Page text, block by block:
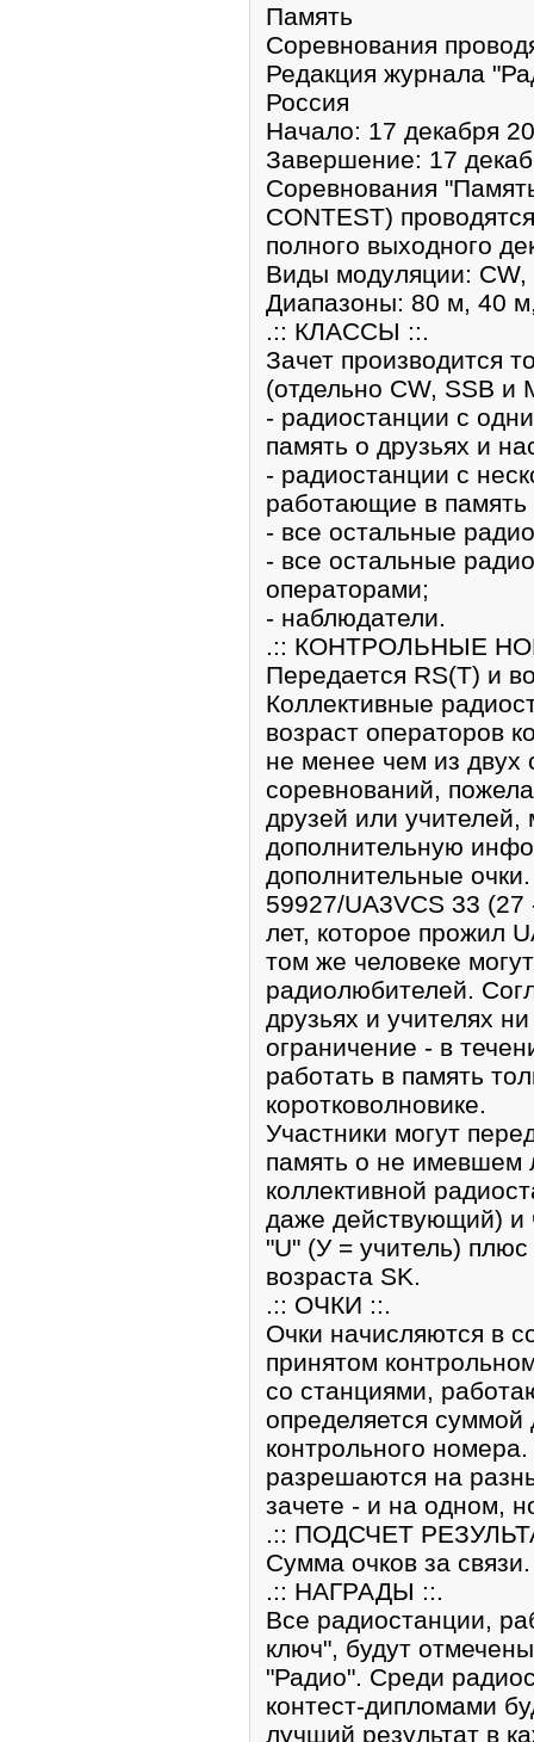
Память
Соревнования
Редакция журнала
Россия
Начало: 17 декабря
Завершение: 17
Соревнования
CONTEST)
полного выходного
Виды модуляции: CW,
Диапазоны: 80 м, 40
.:: КЛАССЫ ::.
Зачет производится
(отдельно CW, SSB и
- радиостанции с
память о друзьях и
- радиостанции с
работающие в
- все остальные
- все остальные
операторами;
- наблюдатели.
.:: КОНТРОЛЬНЫЕ
Передается RS(T) и
Коллективные
возраст операторов
не менее чем из двух
соревнований,
друзей или учителей,
дополнительную
дополнительные
59927/UA3VCS 33 (27
лет, которое прожил
том же человеке
радиолюбителей.
друзьях и учителях
ограничение - в
работать в память
коротковолновике.
Участники могут
память о не имевшем
коллективной
даже действующий) и
"U" (У = учитель)
возраста SK.
.:: ОЧКИ ::.
Очки начисляются в
принятом
со станциями,
определяется суммой
контрольного
разрешаются на
зачете - и на одном,
.:: ПОДСЧЕТ
Сумма очков за связи.
.:: НАГРАДЫ ::.
Все радиостанции,
ключ", будут
"Радио". Среди
контест-дипломами
лучший результат в